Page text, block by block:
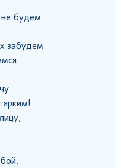
будем
забудем